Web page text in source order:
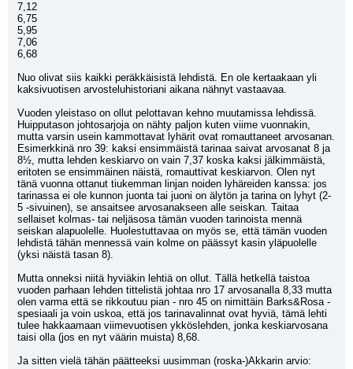
7,12
6,75
5,95
7,06
6,68
Nuo olivat siis kaikki peräkkäisistä lehdistä. En ole kertaakaan yli
kaksivuotisen arvosteluhistoriani aikana nähnyt vastaavaa.
Vuoden yleistaso on ollut pelottavan kehno muutamissa lehdissä.
Huipputason johtosarjoja on nähty paljon kuten viime vuonnakin,
mutta varsin usein kammottavat lyhärit ovat romauttaneet arvosanan.
Esimerkkinä nro 39: kaksi ensimmäistä tarinaa saivat arvosanat 8 ja
8½, mutta lehden keskiarvo on vain 7,37 koska kaksi jälkimmäistä,
eritoten se ensimmäinen näistä, romauttivat keskiarvon. Olen nyt
tänä vuonna ottanut tiukemman linjan noiden lyhäreiden kanssa: jos
tarinassa ei ole kunnon juonta tai juoni on älytön ja tarina on lyhyt (2-
5 -sivuinen), se ansaitsee arvosanakseen alle seiskan. Taitaa
sellaiset kolmas- tai neljäsosa tämän vuoden tarinoista mennä
seiskan alapuolelle. Huolestuttavaa on myös se, että tämän vuoden
lehdistä tähän mennessä vain kolme on päässyt kasin yläpuolelle
(yksi näistä tasan 8).
Mutta onneksi niitä hyviäkin lehtiä on ollut. Tällä hetkellä taistoa
vuoden parhaan lehden tittelistä johtaa nro 17 arvosanalla 8,33 mutta
olen varma että se rikkoutuu pian - nro 45 on nimittäin Barks&Rosa -
spesiaali ja voin uskoa, että jos tarinavalinnat ovat hyviä, tämä lehti
tulee hakkaamaan viimevuotisen ykköslehden, jonka keskiarvosana
taisi olla (jos en nyt väärin muista) 8,68.
Ja sitten vielä tähän päätteeksi uusimman (roska-)Akkarin arvio: